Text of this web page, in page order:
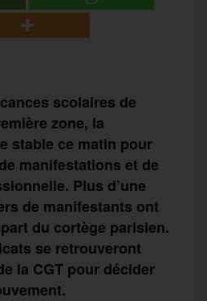
scolaires de
zone, la
stable ce matin pour
manifestations et de
Plus d’une
de manifestants ont
du cortège parisien.
se retrouveront
la CGT pour décider